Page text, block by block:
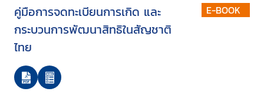
คู่มือการจดทะเบียนการเกิด และ
กระบวนการพัฒนาสิทธิในสัญชาติ
ไทย
E-BOOK